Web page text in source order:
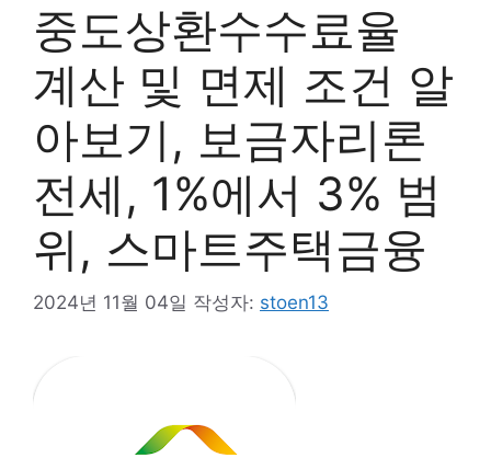
중도상환수수료율
계산 및 면제 조건 알
아보기, 보금자리론
전세, 1%에서 3% 범
위, 스마트주택금융
2024년 11월 04일 작성자: stoen13